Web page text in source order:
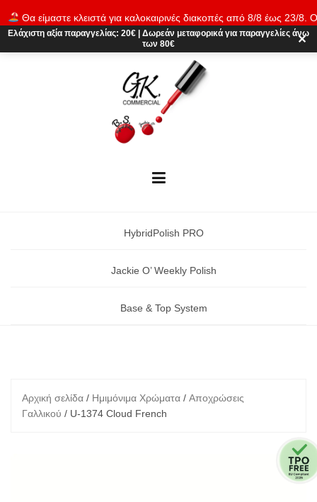
Θα είμαστε κλειστά για καλοκαιρινές διακοπές από 8/8 έως 23/8.
παραγγελίες θα εκτελούνται ξανά από 24/8. Καλό καλοκαίρι!
content
Ελάχιστη αξία παραγγελίας: 20€ Δωρεάν μεταφορικά για παραγγελίες άνω
των 80€
✕
HybridPolish PRO
Jackie O’ Weekly Polish
Base & Top System
Αρχική σελίδα / Ημιμόνιμα Χρώματα / Αποχρώσεις
Γαλλικού / U-1374 Cloud French